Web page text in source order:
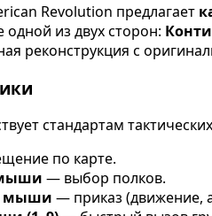
Revolution предлагает
из двух сторон:
реконструкция с
стандартам
по карте.
— выбор полков.
мыши — приказ (движение,